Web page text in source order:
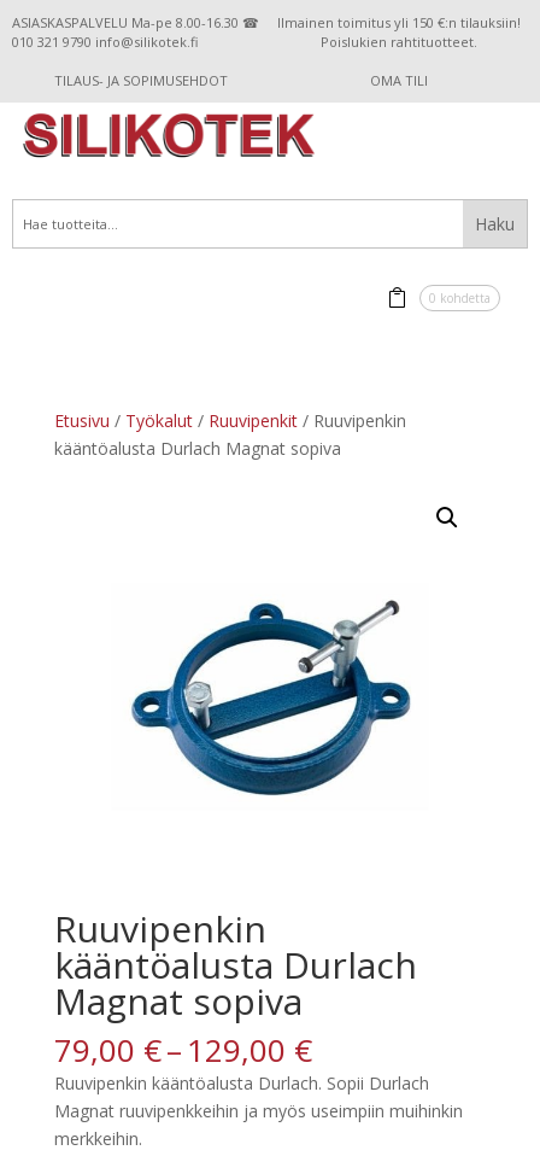
ASIASKASPALVELU Ma-pe 8.00-16.30 ☎
010 321 9790 info@silikotek.fi
Ilmainen toimitus yli 150 €:n tilauksiin!
Poislukien rahtituotteet.
TILAUS- JA SOPIMUSEHDOT OMA TILI
0 kohdetta
Etusivu / Työkalut/ Ruuvipenkit/ Ruuvipenkin
kääntöalusta Durlach Magnat sopiva
Ruuvipenkin
kääntöalusta Durlach
Magnat sopiva
79,00 €–129,00 €Hintaluokka:
79,00 €
-
129,00 €
Ruuvipenkin kääntöalusta Durlach. Sopii Durlach
Magnat ruuvipenkkeihin ja myös useimpiin muihinkin
merkkeihin.